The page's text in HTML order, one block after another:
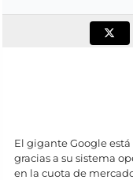
El gigante Google
gracias a su sistema
en la cuota de